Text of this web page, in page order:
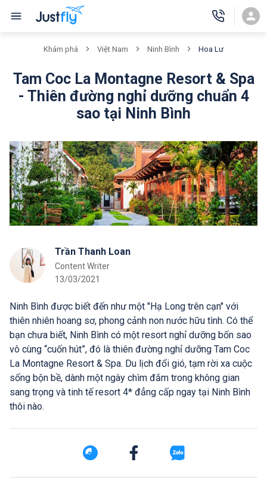
Khám phá Việt Nam Ninh Bình Hoa Lư
Tam Coc La Montagne Resort & Spa
- Thiên đường nghỉ dưỡng chuẩn 4
sao tại Ninh Bình
Trần Thanh Loan
Content Writer
13/03/2021
Ninh Bình được biết đến như một "Hạ Long trên cạn" với
thiên nhiên hoang sơ, phong cảnh non nước hữu tình. Có thể
bạn chưa biết, Ninh Bình có một resort nghỉ dưỡng bốn sao
vô cùng “cuốn hút”, đó là thiên đường nghỉ dưỡng Tam Coc
La Montagne Resort & Spa. Du lịch đổi gió, tạm rời xa cuộc
sống bộn bề, dành một ngày chìm đắm trong không gian
sang trọng và tinh tế resort 4* đẳng cấp ngay tại Ninh Bình
thôi nào.